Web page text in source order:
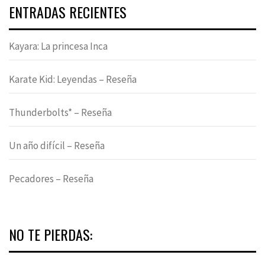
ENTRADAS RECIENTES
Kayara: La princesa Inca
Karate Kid: Leyendas – Reseña
Thunderbolts* – Reseña
Un año difícil – Reseña
Pecadores – Reseña
NO TE PIERDAS: